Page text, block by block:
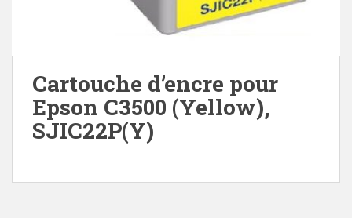
Cartouche d’encre pour
Epson C3500 (Yellow),
SJIC22P(Y)